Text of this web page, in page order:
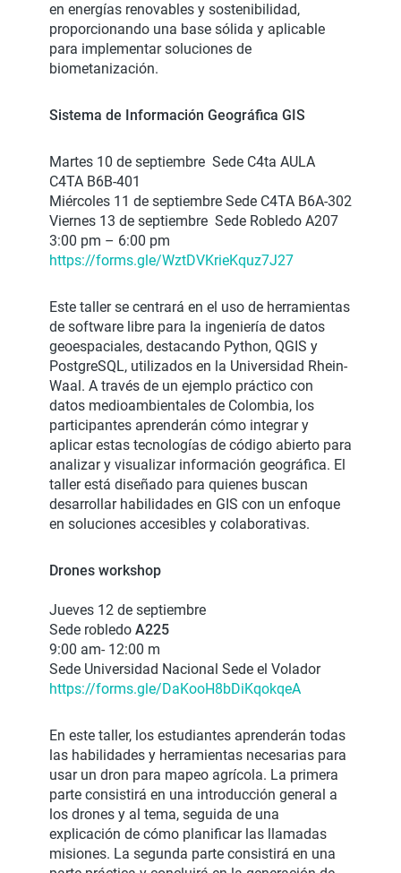
en energías renovables y sostenibilidad,
proporcionando una base sólida y aplicable
para implementar soluciones de
biometanización.
Sistema de Información Geográfica GIS
Martes 10 de septiembre Sede C4ta AULA
C4TA B6B-401
Miércoles 11 de septiembre Sede C4TA B6A-302
Viernes 13 de septiembre Sede Robledo A207
3:00 pm – 6:00 pm
https://forms.gle/WztDVKrieKquz7J27
Este taller se centrará en el uso de herramientas
de software libre para la ingeniería de datos
geoespaciales, destacando Python, QGIS y
PostgreSQL, utilizados en la Universidad Rhein-
Waal. A través de un ejemplo práctico con
datos medioambientales de Colombia, los
participantes aprenderán cómo integrar y
aplicar estas tecnologías de código abierto para
analizar y visualizar información geográfica. El
taller está diseñado para quienes buscan
desarrollar habilidades en GIS con un enfoque
en soluciones accesibles y colaborativas.
Drones workshop
Jueves 12 de septiembre
Sede robledo A225
9:00 am- 12:00 m
Sede Universidad Nacional Sede el Volador
https://forms.gle/DaKooH8bDiKqokqeA
En este taller, los estudiantes aprenderán todas
las habilidades y herramientas necesarias para
usar un dron para mapeo agrícola. La primera
parte consistirá en una introducción general a
los drones y al tema, seguida de una
explicación de cómo planificar las llamadas
misiones. La segunda parte consistirá en una